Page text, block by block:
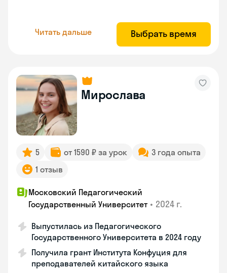
Читать дальше Выбрать время
Мирослава
5 от 1590 ₽ за урок
3 года опыта
1 отзыв
Московский Педагогический
Государственный Университет • 2024 г.
Выпустилась из Педагогического
Государственного Университета в 2024 году
Получила грант Института Конфуция для
преподавателей китайского языка